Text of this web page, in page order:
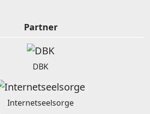
Partner
DBK
Internetseelsorge